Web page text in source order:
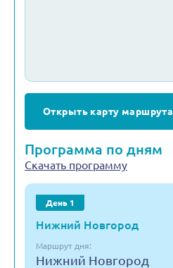
Открыть карту маршрута
Программа по дням
Скачать программу
День 1
Нижний Новгород
Маршрут дня:
Нижний Новгород